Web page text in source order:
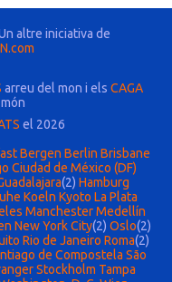
altre iniciativa de
arreu del mon i els CAGA
el 2026
Bergen Berlin Brisbane
Ciudad de México (DF)
(2) Hamburg
Koeln Kyoto La Plata
ManchesterMedellín
New York City(2) Oslo(2)
Rio de Janeiro Roma(2)
de Compostela São
Stockholm Tampa